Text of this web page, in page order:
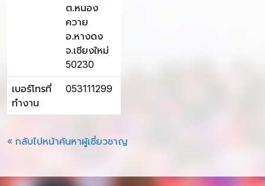
ต.หนอง
ควาย
อ.หางดง
จ.เชียงใหม่
50230
เบอร์โทรที่
ทำงาน
053111299
« กลับไปหน้าค้นหาผู้เชี่ยวชาญ